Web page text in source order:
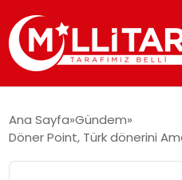
ÖZEL SAYFALAR
Ana Sayfa Gündem
Döner Point, Türk dönerini